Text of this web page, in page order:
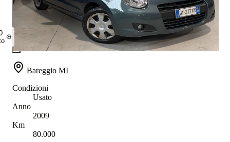
Bareggio MI
Condizioni
Usato
Anno
2009
Km
80.000